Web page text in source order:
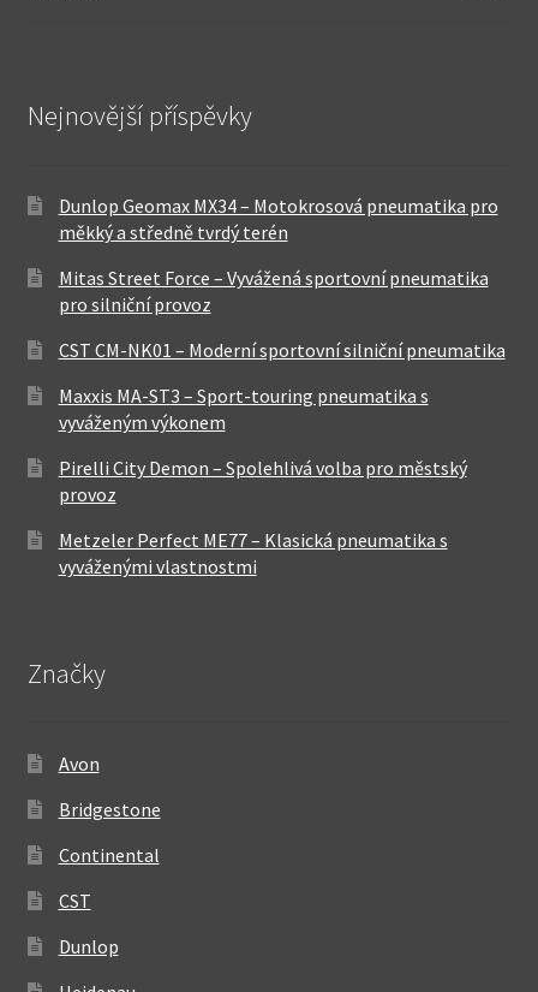
Nejnovější příspěvky
Dunlop Geomax MX34 – Motokrosová pneumatika pro
měkký a středně tvrdý terén
Mitas Street Force – Vyvážená sportovní pneumatika
pro silniční provoz
CST CM-NK01 – Moderní sportovní silniční pneumatika
Maxxis MA-ST3 – Sport-touring pneumatika s
vyváženým výkonem
Pirelli City Demon – Spolehlivá volba pro městský
provoz
Metzeler Perfect ME77 – Klasická pneumatika s
vyváženými vlastnostmi
Značky
Avon
Bridgestone
Continental
CST
Dunlop